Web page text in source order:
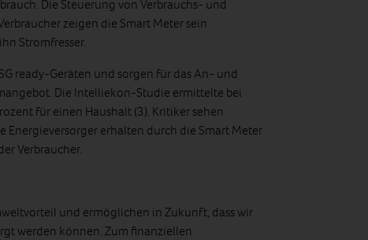
Die Steuerung von Verbrauchs- und
zeigen die Smart Meter sein
Stromfresser.
ready-Geräten und sorgen für das An- und
Die Intelliekon-Studie ermittelte bei
für einen Haushalt (3). Kritiker sehen
erhalten durch die Smart Meter
Verbraucher.
und ermöglichen in Zukunft, dass wir
werden können. Zum finanziellen